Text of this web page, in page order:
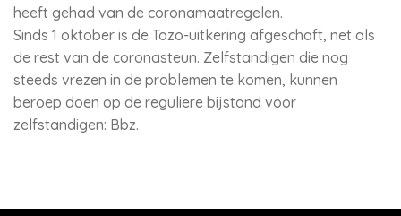
heeft gehad van de coronamaatregelen.
Sinds 1 oktober is de Tozo-uitkering afgeschaft, net als
de rest van de coronasteun. Zelfstandigen die nog
steeds vrezen in de problemen te komen, kunnen
beroep doen op de reguliere bijstand voor
zelfstandigen: Bbz.